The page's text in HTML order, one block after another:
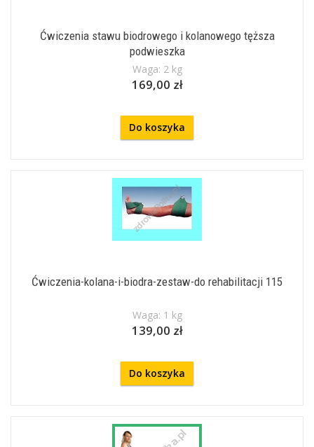
Ćwiczenia stawu biodrowego i kolanowego tęższa
podwieszka
Waga: 2 kg
169,00 zł
Do koszyka
Ćwiczenia-kolana-i-biodra-zestaw-do rehabilitacji 115
Waga: 1 kg
139,00 zł
Do koszyka